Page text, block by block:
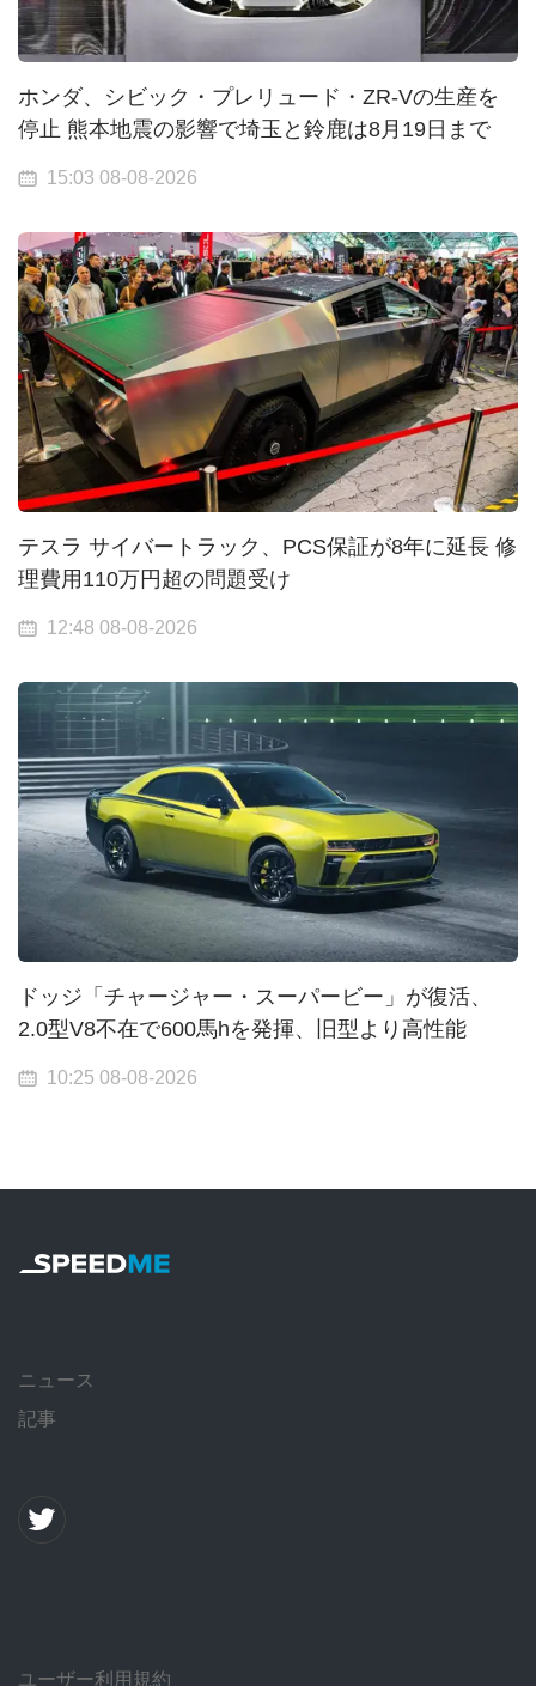
ホンダ、シビック・プレリュード・ZR-Vの生産を
停止 熊本地震の影響で埼玉と鈴鹿は8月19日まで
15:03 08-08-2026
テスラ サイバートラック、PCS保証が8年に延長 修
理費用110万円超の問題受け
12:48 08-08-2026
ドッジ「チャージャー・スーパービー」が復活、
2.0型V8不在で600馬hを発揮、旧型より高性能
10:25 08-08-2026
ニュース
記事
ユーザー利用規約